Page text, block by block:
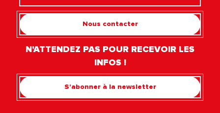
Nous contacter
N'ATTENDEZ PAS POUR RECEVOIR LES
INFOS !
S'abonner à la newsletter